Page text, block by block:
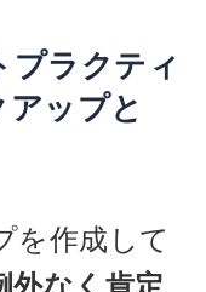
ラクティ
ップと
を作成して